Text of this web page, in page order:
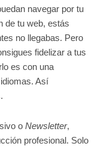
navegar por tu
de tu web, estás
no llegabas. Pero
fidelizar a tus
es con una
Así
o Newsletter,
profesional. Solo